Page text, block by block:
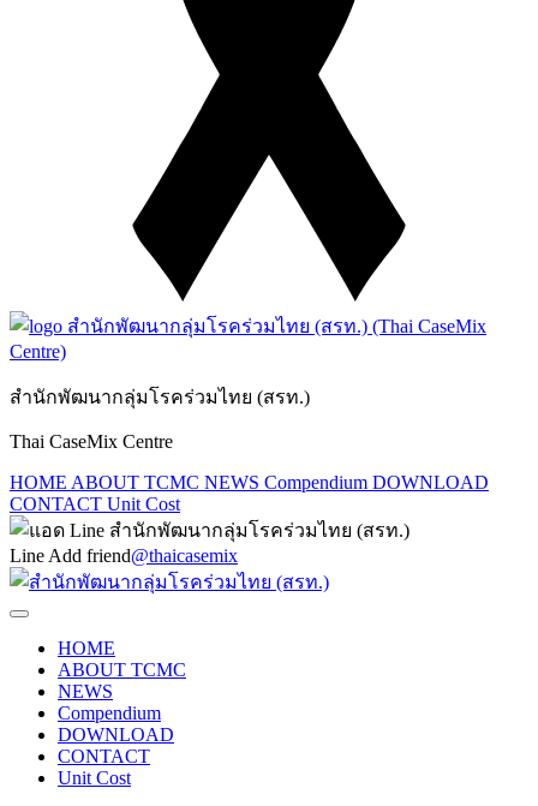
สำนักพัฒนากลุ่มโรคร่วมไทย (สรท.)
Thai CaseMix Centre
HOME ABOUT TCMC NEWS Compendium DOWNLOAD
CONTACT Unit Cost
Line Add friend@thaicasemix
HOME
ABOUT TCMC
NEWS
Compendium
DOWNLOAD
CONTACT
Unit Cost